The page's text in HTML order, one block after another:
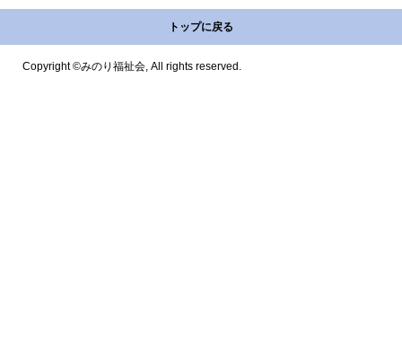
トップに戻る
Copyright ©みのり福祉会, All rights reserved.